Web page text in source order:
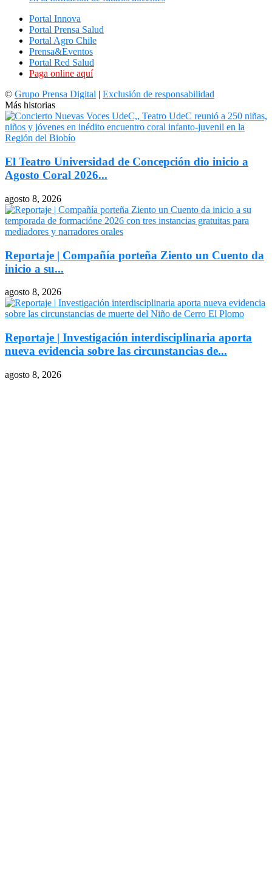
Portal Innova
Portal Prensa Salud
Portal Agro Chile
Prensa&Eventos
Portal Red Salud
Paga online aquí
© Grupo Prensa Digital | Exclusión de responsabilidad
Más historias
El Teatro Universidad de Concepción dio inicio a
Agosto Coral 2026...
agosto 8, 2026
Reportaje | Compañía porteña Ziento un Cuento da
inicio a su...
agosto 8, 2026
Reportaje | Investigación interdisciplinaria aporta
nueva evidencia sobre las circunstancias de...
agosto 8, 2026